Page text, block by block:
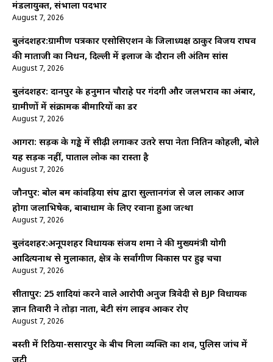
मंडलायुक्त, संभाला पदभार
August 7, 2026
बुलंदशहर:ग्रामीण पत्रकार एसोसिएशन के जिलाध्यक्ष ठाकुर विजय राघव
की माताजी का निधन, दिल्ली में इलाज के दौरान ली अंतिम सांस
August 7, 2026
बुलंदशहर: दानपुर के हनुमान चौराहे पर गंदगी और जलभराव का अंबार,
ग्रामीणों में संक्रामक बीमारियों का डर
August 7, 2026
आगरा: सड़क के गड्ढे में सीढ़ी लगाकर उतरे सपा नेता नितिन कोहली, बोले
यह सड़क नहीं, पाताल लोक का रास्ता है
August 7, 2026
जौनपुर: बोल बम कांवड़िया संघ द्वारा सुल्तानगंज से जल लाकर आज
होगा जलाभिषेक, बाबाधाम के लिए रवाना हुआ जत्था
August 7, 2026
बुलंदशहर:अनूपशहर विधायक संजय शर्मा ने की मुख्यमंत्री योगी
आदित्यनाथ से मुलाकात, क्षेत्र के सर्वांगीण विकास पर हुई चर्चा
August 7, 2026
सीतापुर: 25 शादियां करने वाले आरोपी अनुज त्रिवेदी से BJP विधायक
ज्ञान तिवारी ने तोड़ा नाता, बेटी संग लाइव आकर रोए
August 7, 2026
बस्ती में रिठिया-ससारपुर के बीच मिला व्यक्ति का शव, पुलिस जांच में